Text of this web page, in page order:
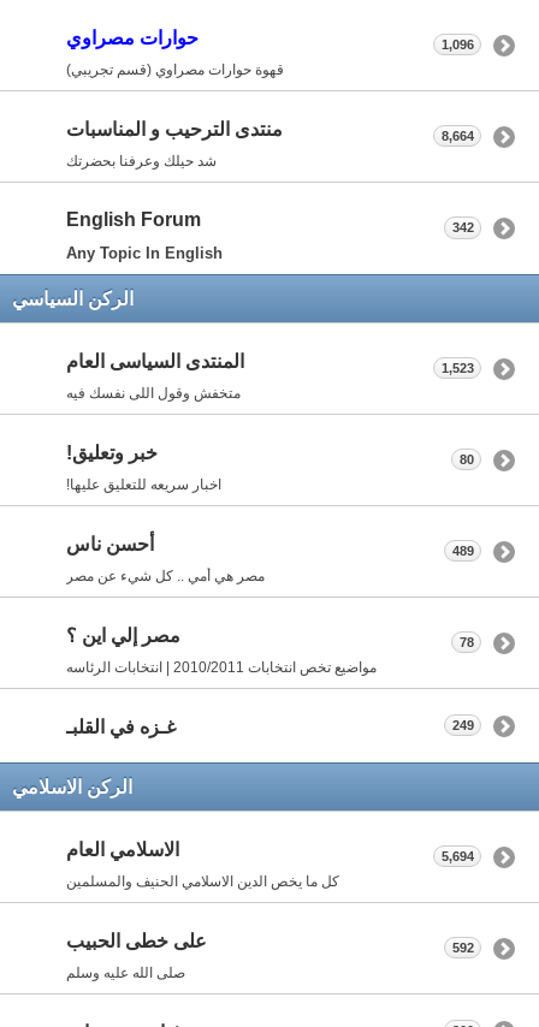
حوارات مصراوي
قهوة حوارات مصراوي (قسم تجريبي)
1,096
منتدى الترحيب و المناسبات
شد حيلك وعرفنا بحضرتك
8,664
English Forum
Any Topic In English
342
الركن السياسي
المنتدى السياسى العام
متخفش وقول اللى نفسك فيه
1,523
خبر وتعليق!
اخبار سريعه للتعليق عليها!
80
أحسن ناس
مصر هي أمي .. كل شيء عن مصر
489
مصر إلي اين ؟
مواضيع تخص انتخابات 2010/2011 | انتخابات الرئاسه
78
غـزه في القلبـ 249
الركن الاسلامي
الاسلامي العام
كل ما يخص الدين الاسلامي الحنيف والمسلمين
5,694
على خطى الحبيب
صلى الله عليه وسلم
592